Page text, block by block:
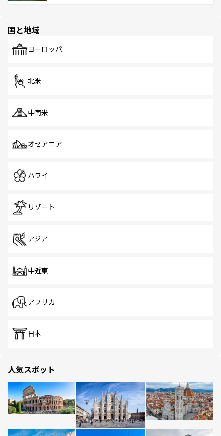
で、ホーカーズは地元の風情を楽しめる外せないスポット
国と地域
ヨーロッパ
北米
中南米
オセアニア
ハワイ
リゾート
アジア
中近東
アフリカ
日本
人気スポット